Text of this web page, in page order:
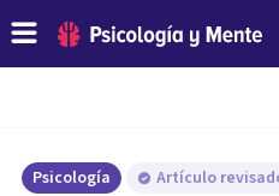
Psicología Artículo